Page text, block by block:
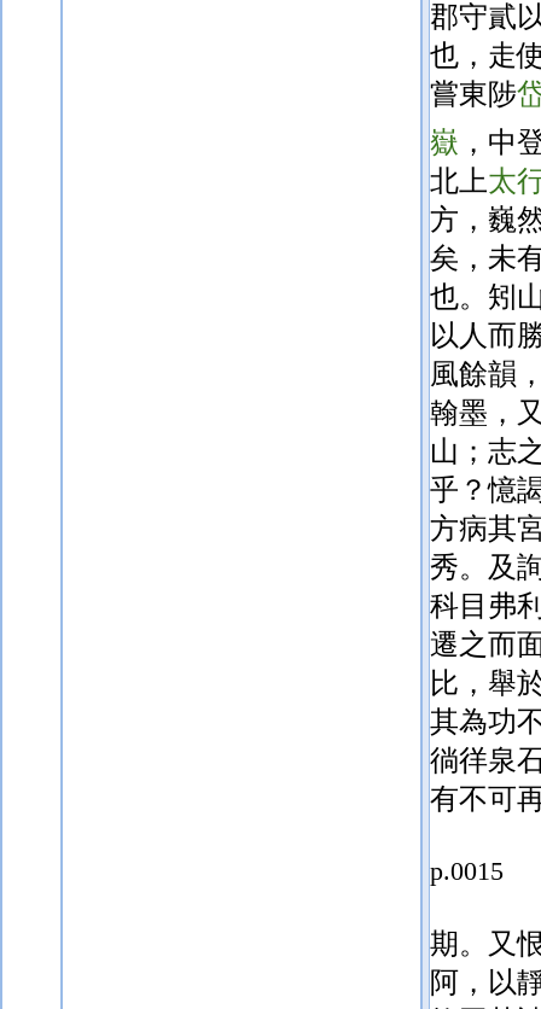
郡守貳
也，走
嘗東陟
嶽 ，中
北上太
方，巍
矣，未
也。矧
以人而
風餘韻
翰墨，
山；志
乎？憶
方病其
秀。及
科目弗
遷之而
比，舉
其為功
徜徉泉
有不可
p.0015
期。又
阿，以